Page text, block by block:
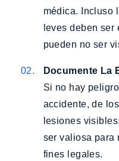
médica. Incluso
leves deben
pueden no ser
Documente La
Si no hay
accidente, de
lesiones
ser valiosa para
fines legales.